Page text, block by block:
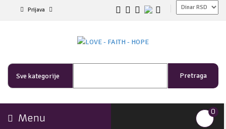
Prijava
Sve kategorije Pretraga
Menu
0